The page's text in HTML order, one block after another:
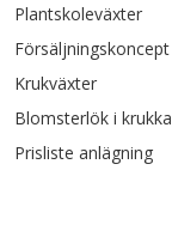
Plantskoleväxter
Försäljningskoncept
Krukväxter
Blomsterlök i krukka
Prisliste anlägning